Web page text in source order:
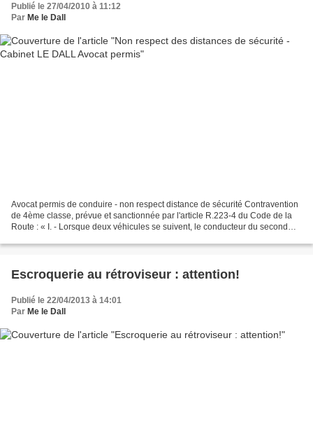
Publié le 27/04/2010 à 11:12
Par Me le Dall
Avocat permis de conduire - non respect distance de sécurité Contravention
de 4ème classe, prévue et sanctionnée par l'article R.223-4 du Code de la
Route : « I. - Lorsque deux véhicules se suivent, le conducteur du second
Escroquerie au rétroviseur : attention!
Publié le 22/04/2013 à 14:01
Par Me le Dall